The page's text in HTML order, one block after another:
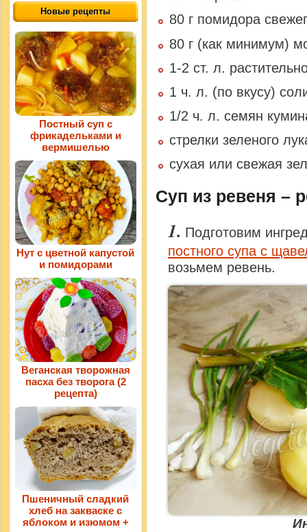
80 г помидора
80 г (как минимум)
1-2 ст. л.
1 ч. л. (по вкусу)
1/2 ч. л. семян
стрелки зеленого
сухая или свежая
Суп из ревеня –
Подготовим
постного супа с
возьмем ревень.
Новые рецепты
Постный суп с
фрикадельками и
вермишелью
Нут с цветной капустой
и помидорами
Веганская творожная
пасха без творога (2
рецепта)
Пшеничный сладкий
хлеб на закваске с
яблоком и изюмом +